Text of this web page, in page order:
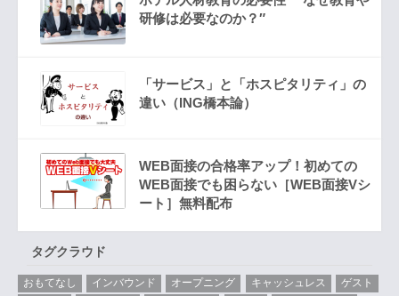
研修は必要なのか？″
「サービス」と「ホスピタリティ」の
違い（ING橋本論）
WEB面接の合格率アップ！初めての
WEB面接でも困らない［WEB面接Vシ
ート］無料配布
タグクラウド
おもてなし インバウンド オープニング キャッシュレス ゲスト